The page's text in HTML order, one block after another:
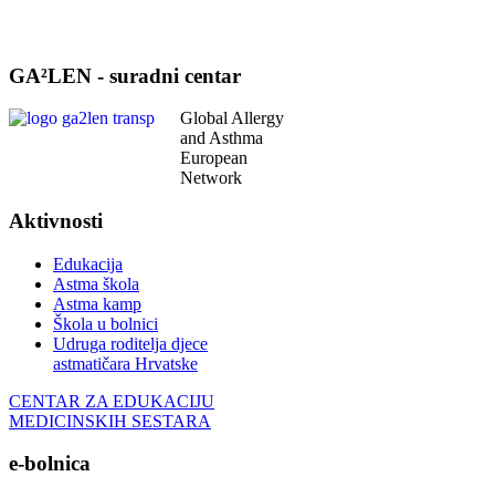
GA²LEN - suradni centar
Global Allergy
and Asthma
European
Network
Aktivnosti
Edukacija
Astma škola
Astma kamp
Škola u bolnici
Udruga roditelja djece
astmatičara Hrvatske
CENTAR ZA EDUKACIJU
MEDICINSKIH SESTARA
e-bolnica